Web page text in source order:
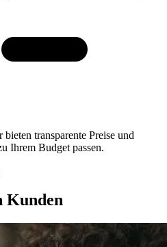
transparente Preise und
Ihrem Budget passen.
Kunden